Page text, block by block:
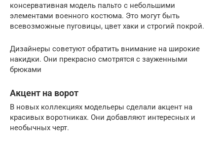
консервативная модель пальто с небольшими
элементами военного костюма. Это могут быть
всевозможные пуговицы, цвет хаки и строгий покрой.
Дизайнеры советуют обратить внимание на широкие
накидки. Они прекрасно смотрятся с зауженными
брюками
Акцент на ворот
В новых коллекциях модельеры сделали акцент на
красивых воротниках. Они добавляют интересных и
необычных черт.